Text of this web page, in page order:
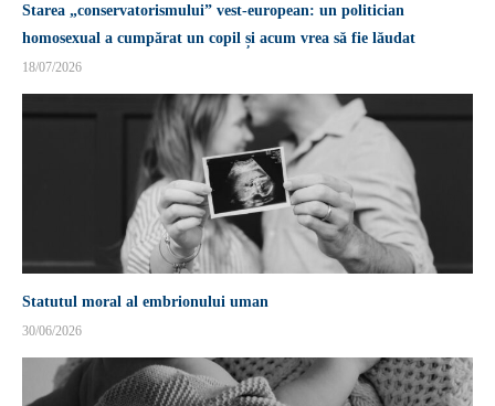
Starea „conservatorismului” vest-european: un politician
homosexual a cumpărat un copil și acum vrea să fie lăudat
18/07/2026
Statutul moral al embrionului uman
30/06/2026